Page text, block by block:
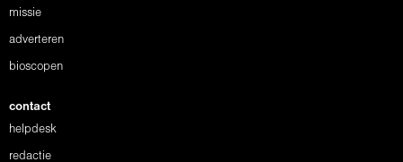
missie
adverteren
bioscopen
contact
helpdesk
redactie